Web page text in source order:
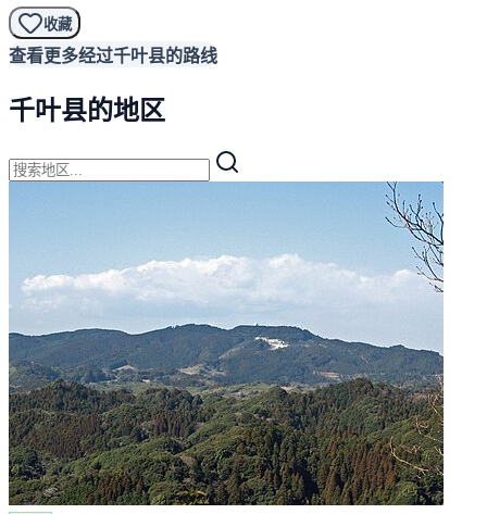
收藏
查看更多经过千叶县的路线
千叶县的地区